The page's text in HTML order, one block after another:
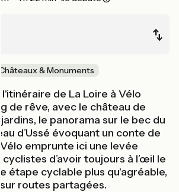
Châteaux & Monuments
de La Loire à Vélo
de rêve, avec le château de
jardins, le panorama sur le bec du
d’Ussé évoquant un conte de
Vélo emprunte ici une levée
d’avoir toujours à l’œil le
étape cyclable plus qu'agréable,
routes partagées.